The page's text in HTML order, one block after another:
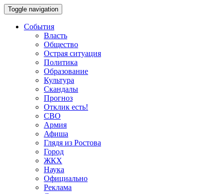
Toggle navigation
События
Власть
Общество
Острая ситуация
Политика
Образование
Культура
Скандалы
Прогноз
Отклик есть!
СВО
Армия
Афиша
Глядя из Ростова
Город
ЖКХ
Наука
Официально
Реклама